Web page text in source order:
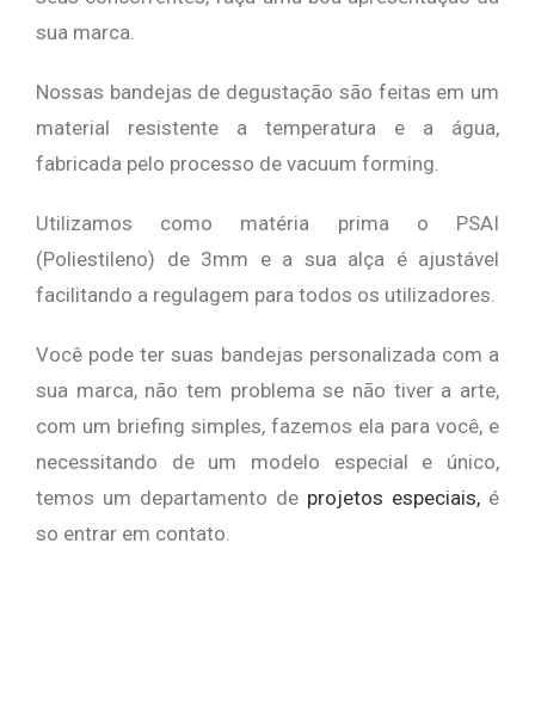
sua marca.
Nossas bandejas de degustação são feitas em um
material resistente a temperatura e a água,
fabricada pelo processo de vacuum forming.
Utilizamos como matéria prima o PSAI
(Poliestileno) de 3mm e a sua alça é ajustável
facilitando a regulagem para todos os utilizadores.
Você pode ter suas bandejas personalizada com a
sua marca, não tem problema se não tiver a arte,
com um briefing simples, fazemos ela para você, e
necessitando de um modelo especial e único,
temos um departamento de projetos especiais, é
so entrar em contato.